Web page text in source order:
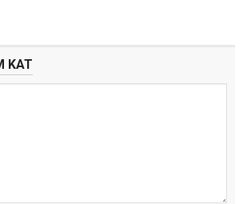
KAT